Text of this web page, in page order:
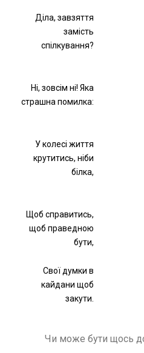
Діла, завзяття
замість
спілкування?
Ні, зовсім ні! Яка
страшна помилка:
У колесі життя
крутитись, ніби
білка,
Щоб справитись,
щоб праведною
бути,
Свої думки в
кайдани щоб
закути.
Чи може бути щось